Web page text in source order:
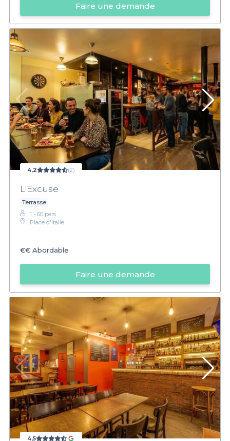
Faire une demande
4,2 (2)
L'Excuse
Terrasse
1 - 60 pers.
Place d'Italie
€€ Abordable
Faire une demande
4,5